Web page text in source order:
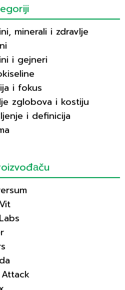
minerali i zdravlje
i gejneri
i fokus
zglobova i kostiju
i definicija